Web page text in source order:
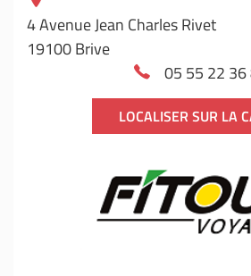
4 Avenue Jean Charles Rivet
19100 Brive
05 55 22 36
LOCALISER SUR LA